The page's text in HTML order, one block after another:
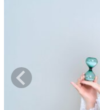
変
マインドセット
重圧との向き合い方